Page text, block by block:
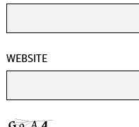
WEBSITE